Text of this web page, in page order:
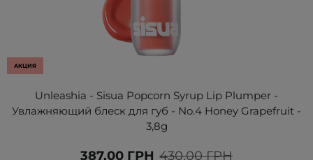
АКЦИЯ
Unleashia - Sisua Popcorn Syrup Lip Plumper -
Увлажняющий блеск для губ - No.4 Honey Grapefruit -
3,8g
430,00 ГРН
387,00 ГРН